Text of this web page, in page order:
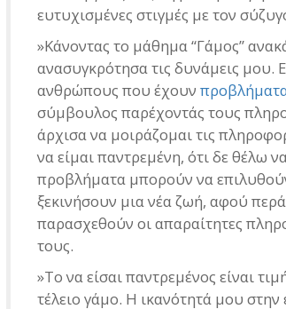
ευτυχισμένες στιγμές με τον
»Κάνοντας το μάθημα “Γάμος”
ανασυγκρότησα τις δυνάμεις μου.
ανθρώπους που έχουν
σύμβουλος παρέχοντάς τους
άρχισα να μοιράζομαι τις
να είμαι παντρεμένη, ότι δε θέλω
προβλήματα μπορούν να
ξεκινήσουν μια νέα ζωή, αφού
παρασχεθούν οι απαραίτητες
τους.
»Το να είσαι παντρεμένος είναι
τέλειο γάμο. Η ικανότητά μου